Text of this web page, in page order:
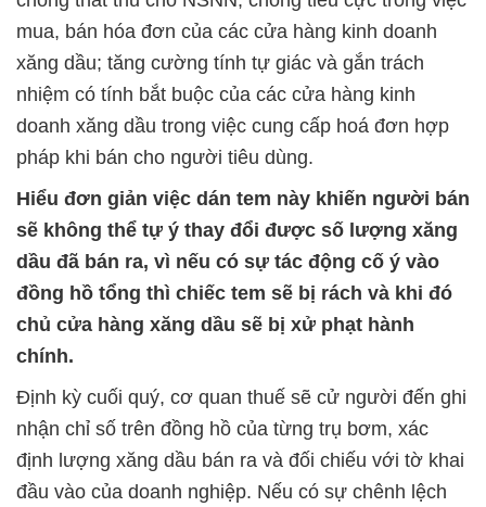
mua, bán hóa đơn của các cửa hàng kinh doanh
xăng dầu; tăng cường tính tự giác và gắn trách
nhiệm có tính bắt buộc của các cửa hàng kinh
doanh xăng dầu trong việc cung cấp hoá đơn hợp
pháp khi bán cho người tiêu dùng.
Hiểu đơn giản việc dán tem này khiến người bán
sẽ không thể tự ý thay đổi được số lượng xăng
dầu đã bán ra, vì nếu có sự tác động cố ý vào
đồng hồ tổng thì chiếc tem sẽ bị rách và khi đó
chủ cửa hàng xăng dầu sẽ bị xử phạt hành
chính.
Định kỳ cuối quý, cơ quan thuế sẽ cử người đến ghi
nhận chỉ số trên đồng hồ của từng trụ bơm, xác
định lượng xăng dầu bán ra và đối chiếu với tờ khai
đầu vào của doanh nghiệp. Nếu có sự chênh lệch